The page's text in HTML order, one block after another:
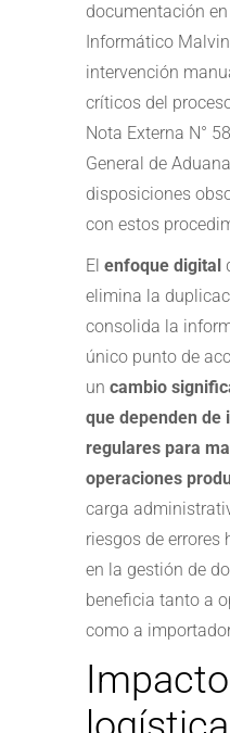
documentación
Informático
intervención
críticos del
Nota Externa N°
General de
disposiciones
con estos
El enfoque digital
elimina la
consolida la
único punto de
un cambio
que dependen de
regulares para
operaciones
carga
riesgos de errores
en la gestión de
beneficia tanto a
como a